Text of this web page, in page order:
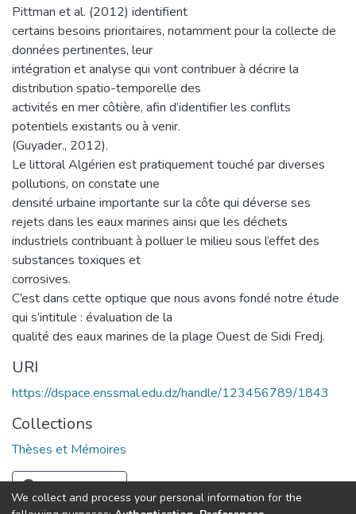
Pittman et al. (2012) identifient
certains besoins prioritaires, notamment pour la collecte de
données pertinentes, leur
intégration et analyse qui vont contribuer à décrire la
distribution spatio-temporelle des
activités en mer côtière, afin d’identifier les conflits
potentiels existants ou à venir.
(Guyader., 2012).
Le littoral Algérien est pratiquement touché par diverses
pollutions, on constate une
densité urbaine importante sur la côte qui déverse ses
rejets dans les eaux marines ainsi que les déchets
industriels contribuant à polluer le milieu sous l’effet des
substances toxiques et
corrosives.
C’est dans cette optique que nous avons fondé notre étude
qui s’intitule : évaluation de la
qualité des eaux marines de la plage Ouest de Sidi Fredj.
URI
https://dspace.enssmal.edu.dz/handle/123456789/1843
Collections
Thèses et Mémoires
Full item page
We collect and process your personal information for the